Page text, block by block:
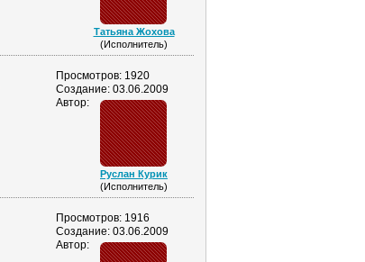
Татьяна Жохова
(Исполнитель)
Просмотров: 1920
Создание: 03.06.2009
Автор:
Руслан Курик
(Исполнитель)
Просмотров: 1916
Создание: 03.06.2009
Автор: